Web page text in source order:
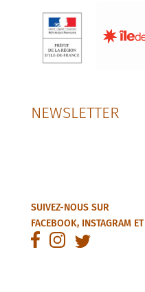
NEWSLETTER
SUIVEZ-NOUS SUR
FACEBOOK, INSTAGRAMET